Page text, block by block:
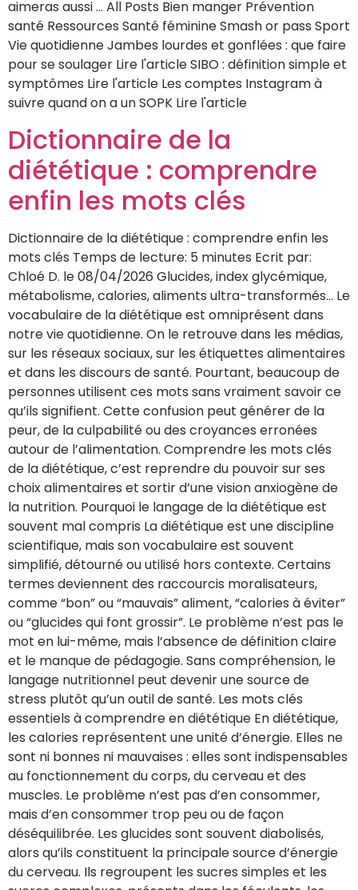
aimeras aussi … All Posts Bien manger Prévention
santé Ressources Santé féminine Smash or pass Sport
Vie quotidienne Jambes lourdes et gonflées : que faire
pour se soulager Lire l'article SIBO : définition simple et
symptômes Lire l'article Les comptes Instagram à
suivre quand on a un SOPK Lire l'article
Dictionnaire de la
diététique : comprendre
enfin les mots clés
Dictionnaire de la diététique : comprendre enfin les
mots clés Temps de lecture: 5 minutes Ecrit par:
Chloé D. le 08/04/2026 Glucides, index glycémique,
métabolisme, calories, aliments ultra-transformés… Le
vocabulaire de la diététique est omniprésent dans
notre vie quotidienne. On le retrouve dans les médias,
sur les réseaux sociaux, sur les étiquettes alimentaires
et dans les discours de santé. Pourtant, beaucoup de
personnes utilisent ces mots sans vraiment savoir ce
qu’ils signifient. Cette confusion peut générer de la
peur, de la culpabilité ou des croyances erronées
autour de l’alimentation. Comprendre les mots clés
de la diététique, c’est reprendre du pouvoir sur ses
choix alimentaires et sortir d’une vision anxiogène de
la nutrition. Pourquoi le langage de la diététique est
souvent mal compris La diététique est une discipline
scientifique, mais son vocabulaire est souvent
simplifié, détourné ou utilisé hors contexte. Certains
termes deviennent des raccourcis moralisateurs,
comme “bon” ou “mauvais” aliment, “calories à éviter”
ou “glucides qui font grossir”. Le problème n’est pas le
mot en lui-même, mais l’absence de définition claire
et le manque de pédagogie. Sans compréhension, le
langage nutritionnel peut devenir une source de
stress plutôt qu’un outil de santé. Les mots clés
essentiels à comprendre en diététique En diététique,
les calories représentent une unité d’énergie. Elles ne
sont ni bonnes ni mauvaises : elles sont indispensables
au fonctionnement du corps, du cerveau et des
muscles. Le problème n’est pas d’en consommer,
mais d’en consommer trop peu ou de façon
déséquilibrée. Les glucides sont souvent diabolisés,
alors qu’ils constituent la principale source d’énergie
du cerveau. Ils regroupent les sucres simples et les